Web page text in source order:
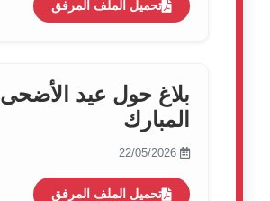
تحميل الملف المرفق
بلاغ حول عيد الأضحى
المبارك
تحميل الملف المرفق